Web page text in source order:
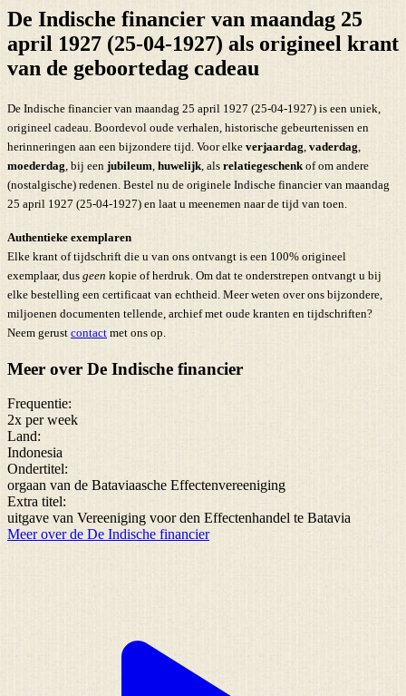
De Indische financier van maandag 25
april 1927 (25-04-1927) als origineel krant
van de geboortedag cadeau
De Indische financier van maandag 25 april 1927 (25-04-1927) is een uniek,
origineel cadeau. Boordevol oude verhalen, historische gebeurtenissen en
herinneringen aan een bijzondere tijd. Voor elke verjaardag vaderdag
moederdag , bij een jubileum huwelijk , als relatiegeschenk of om andere
(nostalgische) redenen. Bestel nu de originele Indische financier van maandag
25 april 1927 (25-04-1927) en laat u meenemen naar de tijd van toen.
Authentieke exemplaren
Elke krant of tijdschrift die u van ons ontvangt is een 100% origineel
exemplaar, dus geen kopie of herdruk. Om dat te onderstrepen ontvangt u bij
elke bestelling een certificaat van echtheid. Meer weten over ons bijzondere,
miljoenen documenten tellende, archief met oude kranten en tijdschriften?
Neem gerust contact met ons op.
Meer over De Indische financier
Frequentie:
2x per week
Land:
Indonesia
Ondertitel:
orgaan van de Bataviaasche Effectenvereeniging
Extra titel:
uitgave van Vereeniging voor den Effectenhandel te Batavia
Meer over de De Indische financier